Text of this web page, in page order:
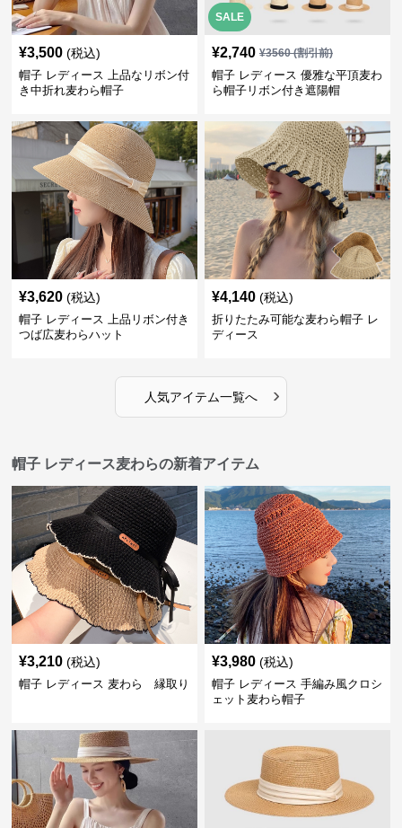
¥3,500 (税込)
帽子 レディース 上品なリボン付
き中折れ麦わら帽子
SALE
¥2,740 ¥3560(割引前)
帽子 レディース 優雅な平頂麦わ
ら帽子リボン付き遮陽帽
¥3,620 (税込)
帽子 レディース 上品リボン付き
つば広麦わらハット
¥4,140 (税込)
折りたたみ可能な麦わら帽子 レ
ディース
人気アイテム一覧へ ›
帽子 レディース麦わらの新着アイテム
¥3,210 (税込)
帽子 レディース 麦わら 縁取り
¥3,980 (税込)
帽子 レディース 手編み風クロシ
ェット麦わら帽子